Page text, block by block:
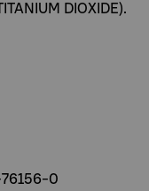
DIOXIDE).
0